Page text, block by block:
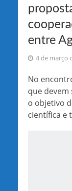
entre
4 de março
No
que devem
o objetivo
científica e